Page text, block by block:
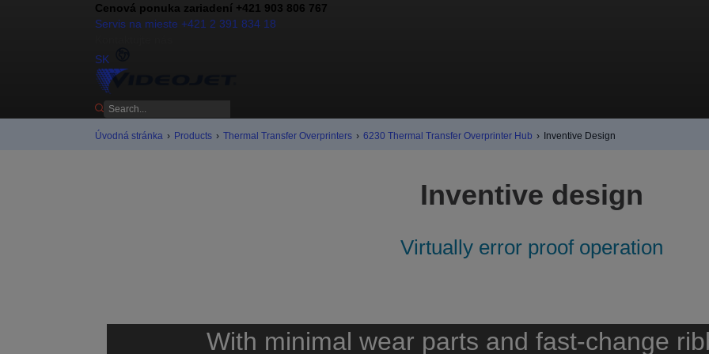
Cenová ponuka zariadení +421 903 806 767
Servis na mieste +421 2 391 834 18
SK
Úvodná stránka › Products › Thermal Transfer Overprinters › 6230 Thermal Transfer Overprinter Hub › Inventive Design
Inventive design
Virtually error proof operation
With minimal wear parts and fast-change